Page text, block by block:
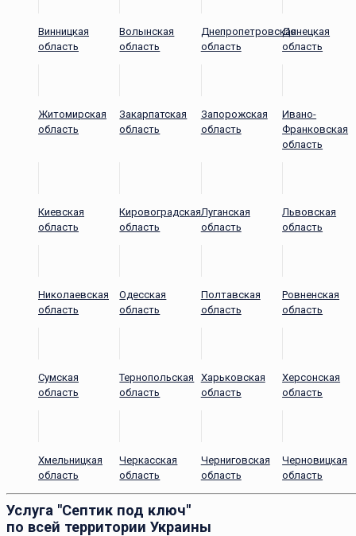
Винницкая
область
Волынская
область
Днепропетровская
область
Донецкая
область
Житомирская
область
Закарпатская
область
Запорожская
область
Ивано-
Франковская
область
Киевская
область
Кировоградская
область
Луганская
область
Львовская
область
Николаевская
область
Одесская
область
Полтавская
область
Ровненская
область
Сумская
область
Тернопольская
область
Харьковская
область
Херсонская
область
Хмельницкая
область
Черкасская
область
Черниговская
область
Черновицкая
область
Услуга "Септик под ключ"
по всей территории Украины